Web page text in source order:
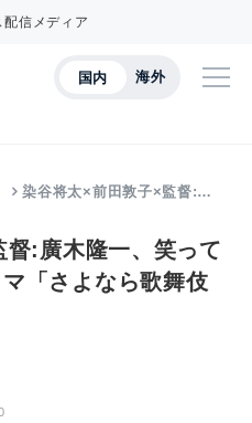
信メディア
国内 海外
染谷将太×前田敦子×監督:…
:廣木隆一、笑って
「さよなら歌舞伎